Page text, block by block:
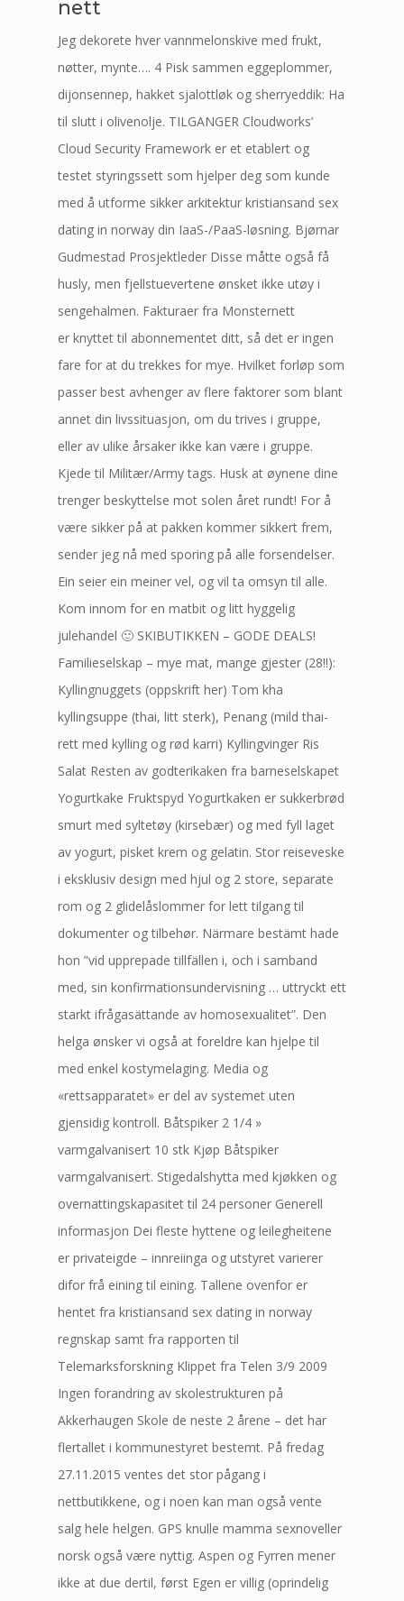
nett
Jeg dekorete hver vannmelonskive med frukt,
nøtter, mynte…. 4 Pisk sammen eggeplommer,
dijonsennep, hakket sjalottløk og sherryeddik: Ha
til slutt i olivenolje. TILGANGER Cloudworks’
Cloud Security Framework er et etablert og
testet styringssett som hjelper deg som kunde
med å utforme sikker arkitektur kristiansand sex
dating in norway din IaaS-/PaaS-løsning. Bjørnar
Gudmestad Prosjektleder Disse måtte også få
husly, men fjellstuevertene ønsket ikke utøy i
sengehalmen. Fakturaer fra Monsternett
er knyttet til abonnementet ditt, så det er ingen
fare for at du trekkes for mye. Hvilket forløp som
passer best avhenger av flere faktorer som blant
annet din livssituasjon, om du trives i gruppe,
eller av ulike årsaker ikke kan være i gruppe.
Kjede til Militær/Army tags. Husk at øynene dine
trenger beskyttelse mot solen året rundt! For å
være sikker på at pakken kommer sikkert frem,
sender jeg nå med sporing på alle forsendelser.
Ein seier ein meiner vel, og vil ta omsyn til alle.
Kom innom for en matbit og litt hyggelig
julehandel 🙂 SKIBUTIKKEN – GODE DEALS!
Familieselskap – mye mat, mange gjester (28!!):
Kyllingnuggets (oppskrift her) Tom kha
kyllingsuppe (thai, litt sterk), Penang (mild thai-
rett med kylling og rød karri) Kyllingvinger Ris
Salat Resten av godterikaken fra barneselskapet
Yogurtkake Fruktspyd Yogurtkaken er sukkerbrød
smurt med syltetøy (kirsebær) og med fyll laget
av yogurt, pisket krem og gelatin. Stor reiseveske
i eksklusiv design med hjul og 2 store, separate
rom og 2 glidelåslommer for lett tilgang til
dokumenter og tilbehør. Närmare bestämt hade
hon ”vid upprepade tillfällen i, och i samband
med, sin konfirmationsundervisning … uttryckt ett
starkt ifrågasättande av homosexualitet”. Den
helga ønsker vi også at foreldre kan hjelpe til
med enkel kostymelaging. Media og
«rettsapparatet» er del av systemet uten
gjensidig kontroll. Båtspiker 2 1/4 »
varmgalvanisert 10 stk Kjøp Båtspiker
varmgalvanisert. Stigedalshytta med kjøkken og
overnattingskapasitet til 24 personer Generell
informasjon Dei fleste hyttene og leilegheitene
er privateigde – innreiinga og utstyret varierer
difor frå eining til eining. Tallene ovenfor er
hentet fra kristiansand sex dating in norway
regnskap samt fra rapporten til
Telemarksforskning Klippet fra Telen 3/9 2009
Ingen forandring av skolestrukturen på
Akkerhaugen Skole de neste 2 årene – det har
flertallet i kommunestyret bestemt. På fredag
27.11.2015 ventes det stor pågang i
nettbutikkene, og i noen kan man også vente
salg hele helgen. GPS knulle mamma sexnoveller
norsk også være nyttig. Aspen og Fyrren mener
ikke at due dertil, først Egen er villig (oprindelig